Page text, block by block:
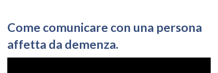
Come comunicare con una persona
affetta da demenza.